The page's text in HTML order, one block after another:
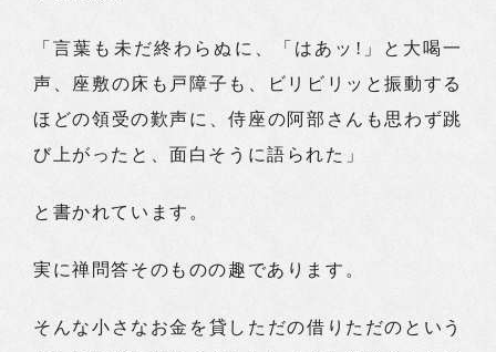
「言葉も未だ終わらぬに、「はあッ!」と大喝一
声、座敷の床も戸障子も、ビリビリッと振動する
ほどの領受の歎声に、侍座の阿部さんも思わず跳
び上がったと、面白そうに語られた」
と書かれています。
実に禅問答そのものの趣であります。
そんな小さなお金を貸しただの借りただのという